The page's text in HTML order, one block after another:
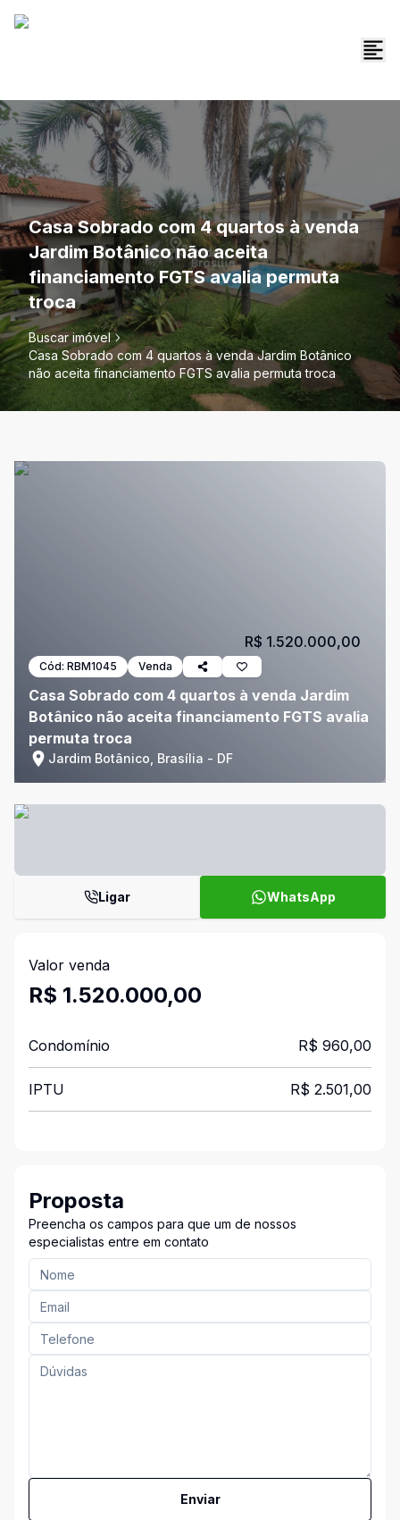
Casa Sobrado com 4 quartos à venda
Jardim Botânico não aceita
financiamento FGTS avalia permuta
troca
Buscar imóvel
Casa Sobrado com 4 quartos à venda Jardim Botânico
não aceita financiamento FGTS avalia permuta troca
Cód: RBM1045 Venda
Casa Sobrado com 4 quartos à venda Jardim
Botânico não aceita financiamento FGTS avalia
permuta troca
Jardim Botânico, Brasília - DF
R$ 1.520.000,00
Ligar WhatsApp
Valor venda
R$ 1.520.000,00
Condomínio R$ 960,00
IPTU R$ 2.501,00
Proposta
Preencha os campos para que um de nossos
especialistas entre em contato
Enviar